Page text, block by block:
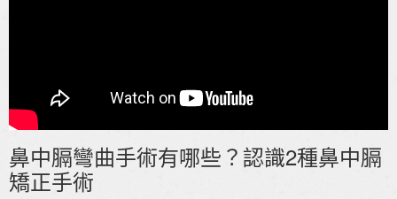
鼻中膈彎曲手術有哪些？認識2種鼻中膈
矯正手術